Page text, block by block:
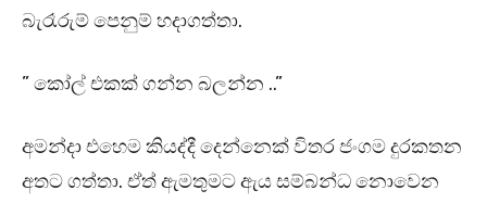
බැරෑරුම් පෙනුම් හදාගත්තා.
” කෝල් එකක් ගන්න බලන්න ..”
අමන්දා එහෙම කියද්දී දෙන්නෙක් විතර ජංගම දුරකතන
අතට ගත්තා. ඒත් ඇමතුමට ඇය සම්බන්ධ නොවෙන